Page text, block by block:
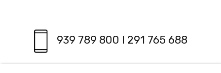
939 789 800 I 291 765 688